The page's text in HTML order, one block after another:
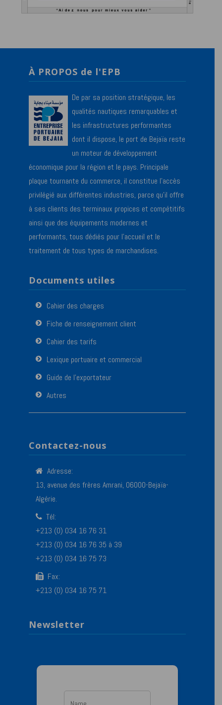
À PROPOS de l'EPB
De par sa position stratégique, les
qualités nautiques remarquables et
les infrastructures performantes
dont il dispose, le port de Bejaïa reste
un moteur de développement
économique pour la région et le pays. Principale
plaque tournante du commerce, il constitue l’accès
privilégié aux différentes industries, parce qu’il offre
à ses clients des terminaux propices et compétitifs
ainsi que des équipements modernes et
performants, tous dédiés pour l’accueil et le
traitement de tous types de marchandises.
Documents utiles
Cahier des charges
Fiche de renseignement client
Cahier des tarifs
Lexique portuaire et commercial
Guide de l’exportateur
Autres
Contactez-nous
Adresse:
13, avenue des frères Amrani, 06000-Bejaïa-
Algérie.
Tél:
+213 (0) 034 16 76 31
+213 (0) 034 16 76 35 à 39
+213 (0) 034 16 75 73
Fax:
+213 (0) 034 16 75 71
Newsletter